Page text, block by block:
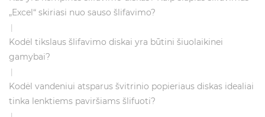
„Excel“ skiriasi nuo sauso šlifavimo?
Kodėl tikslaus šlifavimo diskai yra būtini šiuolaikinei
gamybai?
Kodėl vandeniui atsparus švitrinio popieriaus diskas idealiai
tinka lenktiems paviršiams šlifuoti?